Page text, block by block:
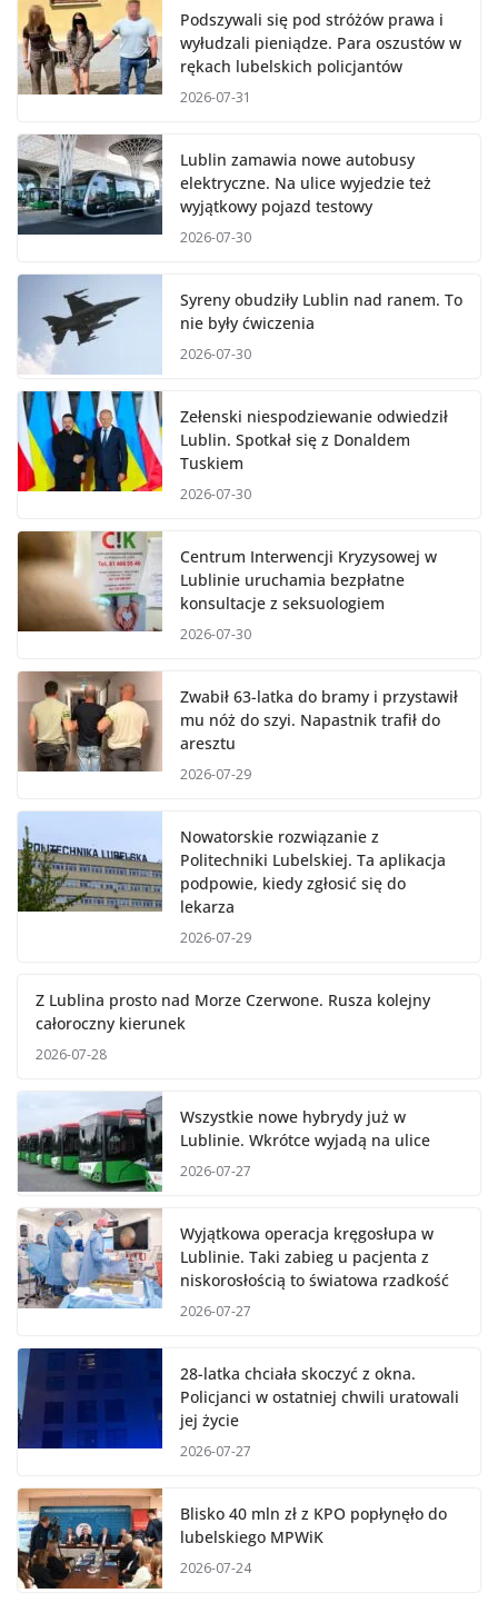
Podszywali się pod stróżów prawa i
wyłudzali pieniądze. Para oszustów w
rękach lubelskich policjantów
2026-07-31
Lublin zamawia nowe autobusy
elektryczne. Na ulice wyjedzie też
wyjątkowy pojazd testowy
2026-07-30
Syreny obudziły Lublin nad ranem. To
nie były ćwiczenia
2026-07-30
Zełenski niespodziewanie odwiedził
Lublin. Spotkał się z Donaldem
Tuskiem
2026-07-30
Centrum Interwencji Kryzysowej w
Lublinie uruchamia bezpłatne
konsultacje z seksuologiem
2026-07-30
Zwabił 63-latka do bramy i przystawił
mu nóż do szyi. Napastnik trafił do
aresztu
2026-07-29
Nowatorskie rozwiązanie z
Politechniki Lubelskiej. Ta aplikacja
podpowie, kiedy zgłosić się do
lekarza
2026-07-29
Z Lublina prosto nad Morze
Czerwone. Rusza kolejny całoroczny
Wszystkie nowe hybrydy już w
Lublinie. Wkrótce wyjadą na ulice
Wyjątkowa operacja kręgosłupa w
Lublinie. Taki zabieg u pacjenta z
niskorosłością to światowa rzadkość
28-latka chciała skoczyć z okna.
Policjanci w ostatniej chwili uratowali
jej życie
Blisko 40 mln zł z KPO popłynęło do
lubelskiego MPWiK